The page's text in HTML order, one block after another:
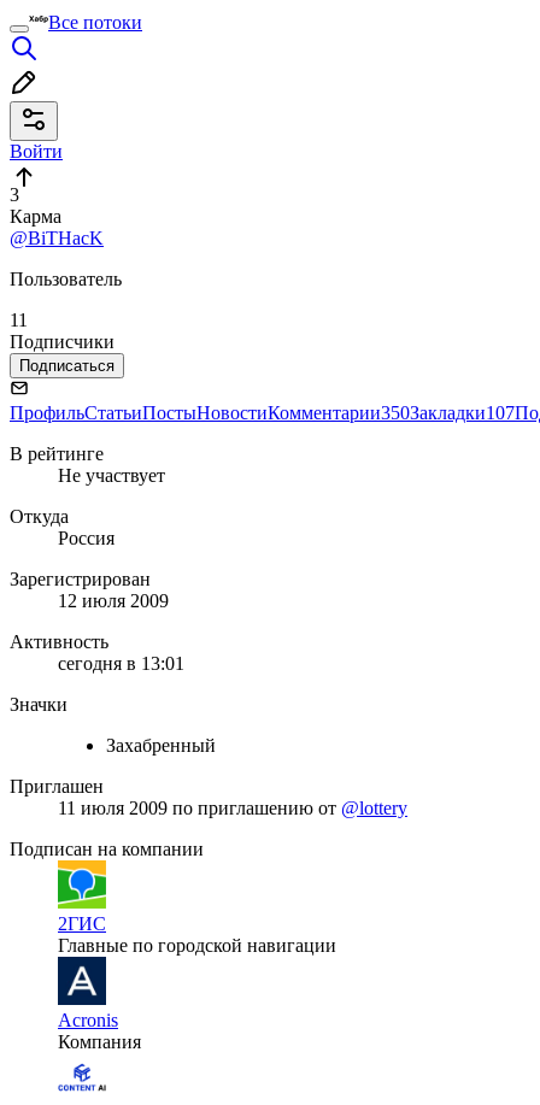
Все потоки
Войти
3
Карма
@BiTHacK
Пользователь
11
Подписчики
Подписаться
ПрофильСтатьиПостыНовостиКомментарии350Закладки107
В рейтинге
Не участвует
Откуда
Россия
Зарегистрирован
12 июля 2009
Активность
сегодня в 13:01
Значки
Захабренный
Приглашен
11 июля 2009 по приглашению от @lottery
Подписан на компании
2ГИС
Главные по городской навигации
Acronis
Компания